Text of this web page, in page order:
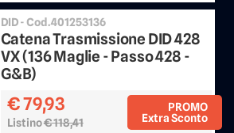
DID - Cod.401253136
Catena Trasmissione DID 428
VX (136 Maglie - Passo 428 -
G&B)
PROMO
Extra Sconto
€ 79,93
Listino€ 118,41 Sconto 25%